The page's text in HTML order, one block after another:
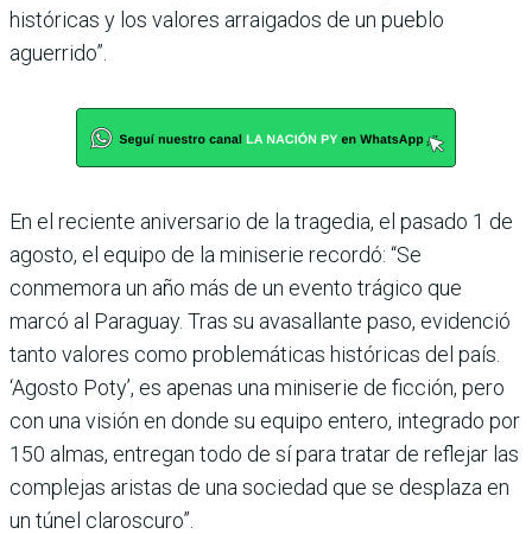
históricas y los valores arraigados de un pueblo
aguerrido”.
En el reciente aniversario de la tragedia, el pasado 1 de
agosto, el equipo de la miniserie recordó: “Se
conmemora un año más de un evento trágico que
marcó al Paraguay. Tras su avasallante paso, evidenció
tanto valores como problemáticas históricas del país.
‘Agosto Poty’, es apenas una miniserie de ficción, pero
con una visión en donde su equipo entero, integrado por
150 almas, entregan todo de sí para tratar de reflejar las
complejas aristas de una sociedad que se desplaza en
un túnel claroscuro”.